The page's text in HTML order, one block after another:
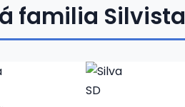
familia Silvista